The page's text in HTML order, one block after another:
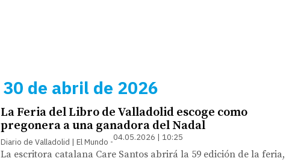
30 de abril de 2026
La Feria del Libro de Valladolid escoge como
pregonera a una ganadora del Nadal
Diario de Valladolid | El Mundo 04.05.2026 | 10:25
La escritora catalana Care Santos abrirá la 59 edición de la feria,